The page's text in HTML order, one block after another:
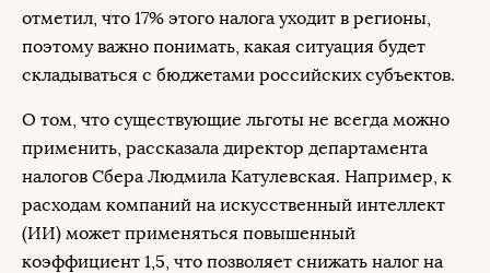
отметил, что 17% этого налога уходит в регионы,
поэтому важно понимать, какая ситуация будет
складываться с бюджетами российских субъектов.
О том, что существующие льготы не всегда можно
применить, рассказала директор департамента
налогов Сбера Людмила Катулевская. Например, к
расходам компаний на искусственный интеллект
(ИИ) может применяться повышенный
коэффициент 1,5, что позволяет снижать налог на